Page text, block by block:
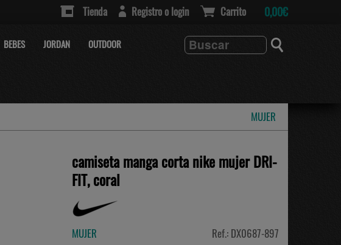
Tienda Registro o login Carrito 0,00€
BEBES JORDAN OUTDOOR
MUJER
camiseta manga corta nike mujer DRI-
FIT, coral
MUJER Ref.: DX0687-897